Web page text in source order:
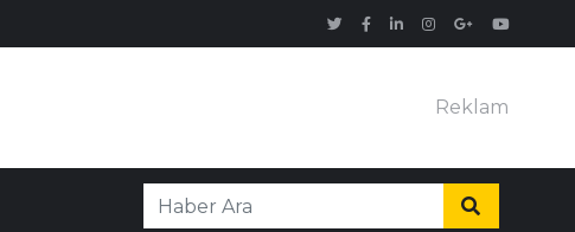
Reklam